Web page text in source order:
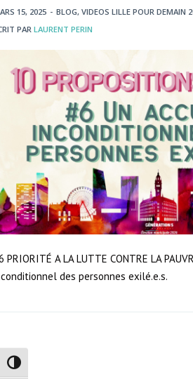
Passer en contraste élevé
15, 2025 - BLOG, VIDEOS LILLE POUR DEMAIN
PARLAURENT PERIN
PRIORITÉ A LA LUTTE CONTRE LA
des personnes exilé.e.s.